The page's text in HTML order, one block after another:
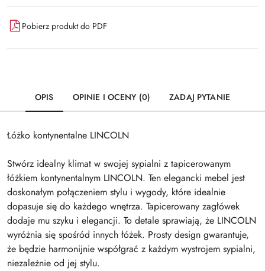
Pobierz produkt do PDF
OPIS OPINIE I OCENY (0) ZADAJ PYTANIE
Łóżko kontynentalne LINCOLN
Stwórz idealny klimat w swojej sypialni z tapicerowanym
łóżkiem kontynentalnym LINCOLN. Ten elegancki mebel jest
doskonałym połączeniem stylu i wygody, które idealnie
dopasuje się do każdego wnętrza. Tapicerowany zagłówek
dodaje mu szyku i elegancji. To detale sprawiają, że LINCOLN
wyróżnia się spośród innych łóżek. Prosty design gwarantuje,
że będzie harmonijnie współgrać z każdym wystrojem sypialni,
niezależnie od jej stylu.